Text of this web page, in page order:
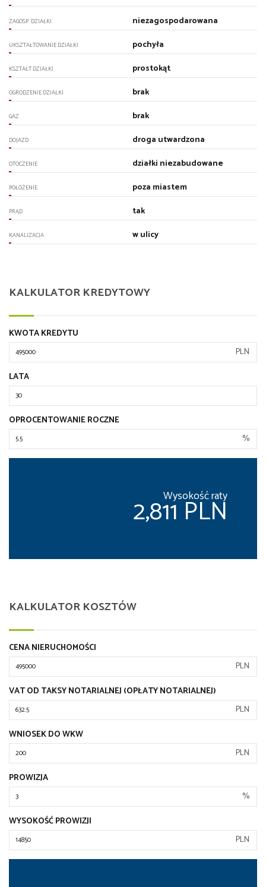
ZAGOSP. DZIAŁKI niezagospodarowana
UKSZTAŁTOWANIE DZIAŁKI pochyła
KSZTAŁT DZIAŁKI prostokąt
OGRODZENIE DZIAŁKI brak
GAZ brak
DOJAZD droga utwardzona
OTOCZENIE działki niezabudowane
POŁOŻENIE poza miastem
PRĄD tak
KANALIZACJA w ulicy
KALKULATOR KREDYTOWY
KWOTA KREDYTU
PLN
LATA
OPROCENTOWANIE ROCZNE
%
Wysokość raty
2,811 PLN
KALKULATOR KOSZTÓW
CENA NIERUCHOMOŚCI
PLN
VAT OD TAKSY NOTARIALNEJ (OPŁATY NOTARIALNEJ)
PLN
WNIOSEK DO WKW
PLN
PROWIZJA
%
WYSOKOŚĆ PROWIZJI
PLN